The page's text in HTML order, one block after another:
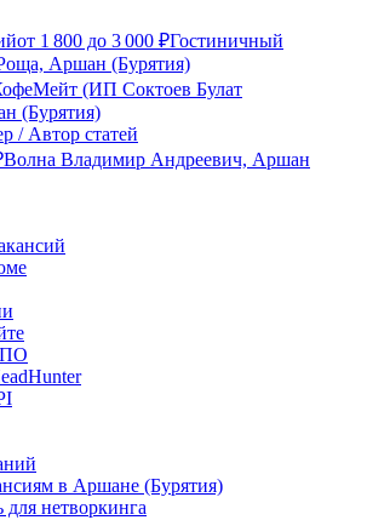
от 1 800 до 3 000 ₽Гостиничный
Аршан (Бурятия)
(ИП Соктоев Булат
(Бурятия)
/ Автор статей
Волна Владимир Андреевич, Аршан
ПО
в Аршане (Бурятия)
для нетворкинга